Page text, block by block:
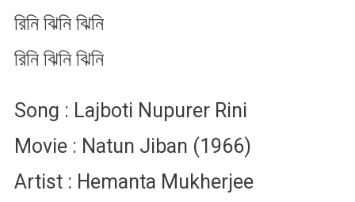
রিনি ঝিনি ঝিনি
রিনি ঝিনি ঝিনি
Song : Lajboti Nupurer Rini
Movie : Natun Jiban (1966)
Artist : Hemanta Mukherjee